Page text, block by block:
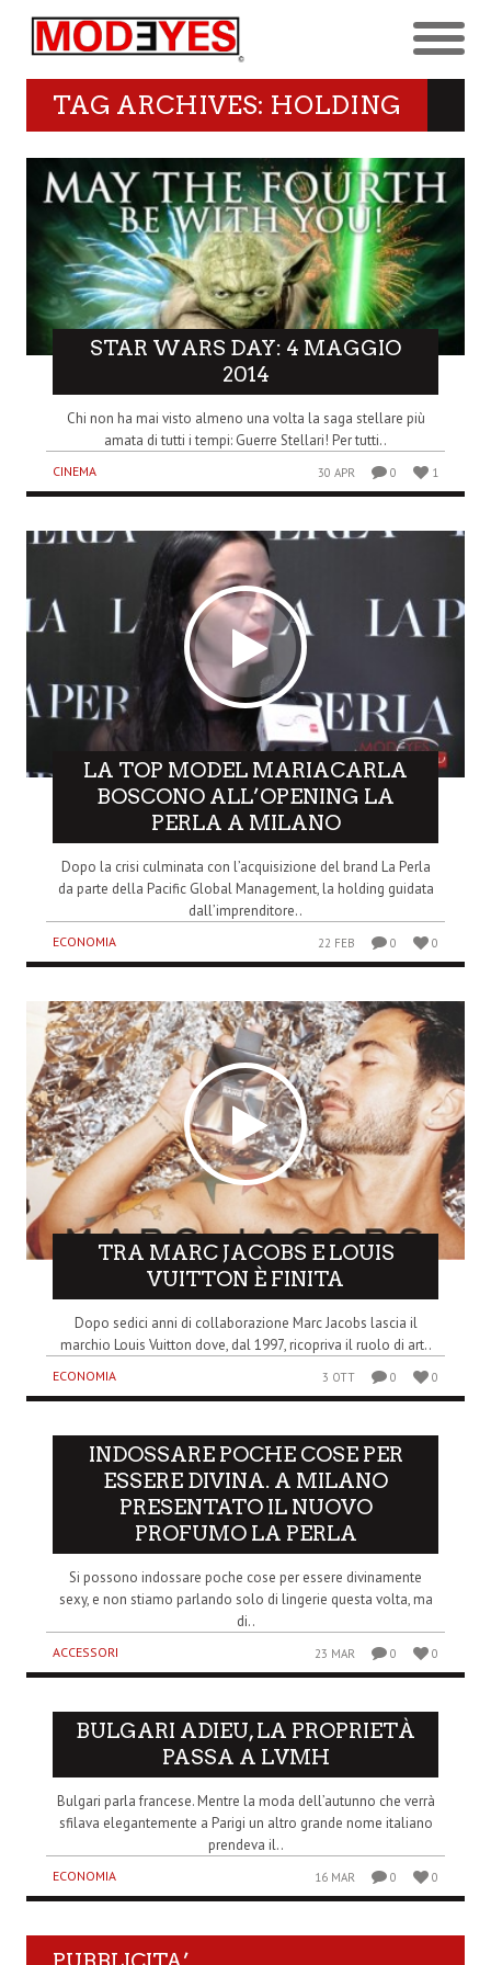
TAG ARCHIVES: HOLDING
STAR WARS DAY: 4 MAGGIO
2014
Chi non ha mai visto almeno una volta la saga stellare più
amata di tutti i tempi: Guerre Stellari! Per tutti..
CINEMA 30 APR 0 1
LA TOP MODEL MARIACARLA
BOSCONO ALL’OPENING LA
PERLA A MILANO
Dopo la crisi culminata con l’acquisizione del brand La Perla
da parte della Pacific Global Management, la holding guidata
dall’imprenditore..
ECONOMIA 22 FEB 0 0
TRA MARC JACOBS E LOUIS
VUITTON È FINITA
Dopo sedici anni di collaborazione Marc Jacobs lascia il
marchio Louis Vuitton dove, dal 1997, ricopriva il ruolo di art..
ECONOMIA 3 OTT 0 0
INDOSSARE POCHE COSE PER
ESSERE DIVINA. A MILANO
PRESENTATO IL NUOVO
PROFUMO LA PERLA
Si possono indossare poche cose per essere divinamente
sexy, e non stiamo parlando solo di lingerie questa volta, ma
di..
ACCESSORI 23 MAR 0 0
BULGARI ADIEU, LA PROPRIETÀ
PASSA A LVMH
Bulgari parla francese. Mentre la moda dell’autunno che verrà
sfilava elegantemente a Parigi un altro grande nome italiano
prendeva il..
ECONOMIA 16 MAR 0 0